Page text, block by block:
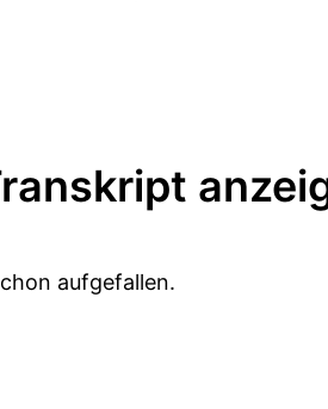
aufgefallen.